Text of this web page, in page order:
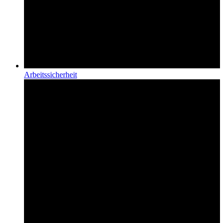
Arbeits­sicherheit